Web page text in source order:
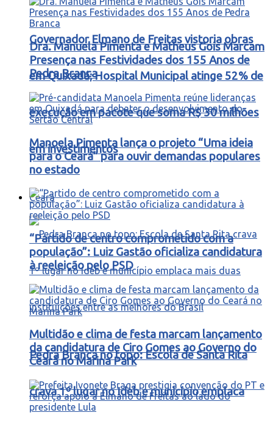
Governador Elmano de Freitas vistoria obras
em Quixadá; Hospital Municipal atinge 52% de
execução em pacote que soma R$ 30 milhões
em investimentos
Ceará
Pedra Branca no topo: Escola de Santa Rita
crava 1º lugar no Ideb e município emplaca
Dra. Manuela Pimenta e Matheus Gois Marcam
Presença nas Festividades dos 155 Anos de
Pedra Branca
Manoela Pimenta lança o projeto “Uma ideia
para o Ceará” para ouvir demandas populares
no estado
“Partido de centro comprometido com a
população”: Luiz Gastão oficializa candidatura
à reeleição pelo PSD
Multidão e clima de festa marcam lançamento
da candidatura de Ciro Gomes ao Governo do
Ceará no Marina Park